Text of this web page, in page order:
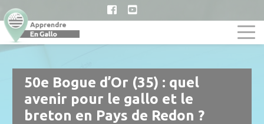
Aller
au
contenu
principal
50e Bogue d’Or (35) : quel
avenir pour le gallo et le
breton en Pays de Redon ?